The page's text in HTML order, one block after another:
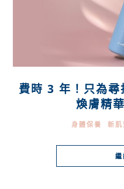
費時 3 年！只為尋
煥膚精
身體保養 新肌